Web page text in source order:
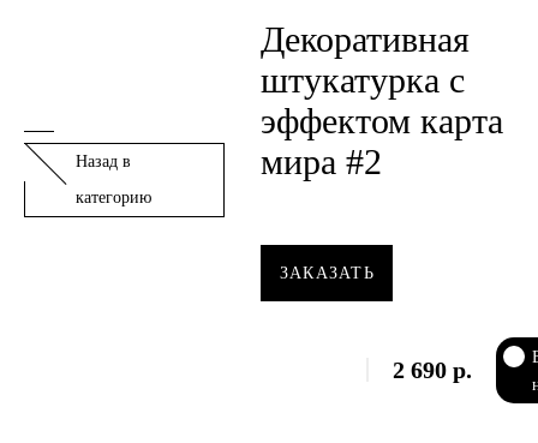
Назад в
категорию
Декоративная
штукатурка с
эффектом карта
мира #2
ЗАКАЗАТЬ
2 690 р.